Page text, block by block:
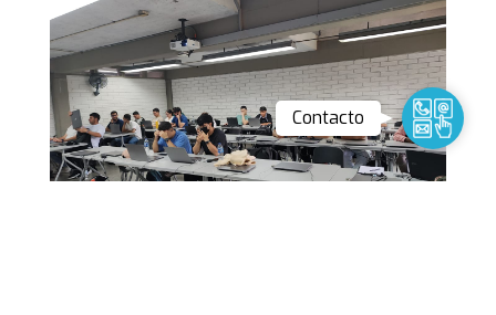
Contacto